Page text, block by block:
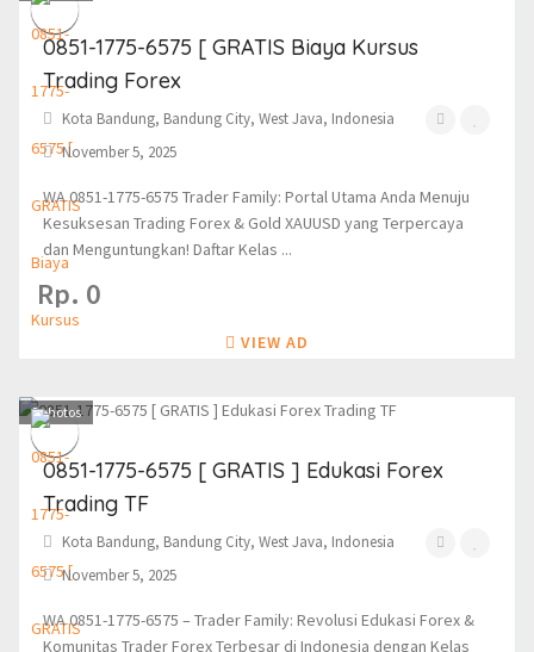
0851-1775-6575 [ GRATIS Biaya Kursus
Trading Forex
Kota Bandung, Bandung City, West Java, Indonesia
November 5, 2025
WA 0851-1775-6575 Trader Family: Portal Utama Anda Menuju
Kesuksesan Trading Forex & Gold XAUUSD yang Terpercaya
dan Menguntungkan! Daftar Kelas ...
Rp. 0
VIEW AD
0photos
0851-1775-6575 [ GRATIS ] Edukasi Forex
Trading TF
Kota Bandung, Bandung City, West Java, Indonesia
November 5, 2025
WA 0851-1775-6575 – Trader Family: Revolusi Edukasi Forex &
Komunitas Trader Forex Terbesar di Indonesia dengan Kelas